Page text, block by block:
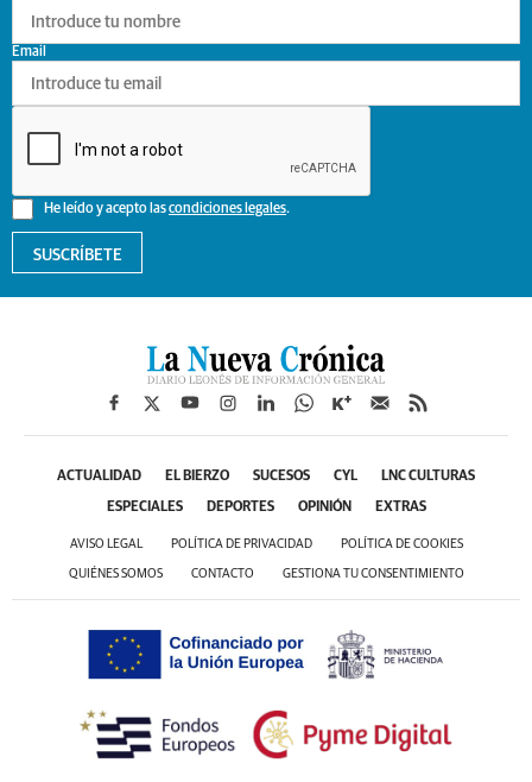
He leído y acepto lascondiciones legales.
Email
SUSCRÍBETE
ACTUALIDAD EL BIERZO SUCESOS CYL LNC CULTURAS
ESPECIALES DEPORTES OPINIÓN EXTRAS
AVISO LEGAL POLÍTICA DE PRIVACIDAD POLÍTICA DE COOKIES
QUIÉNES SOMOS CONTACTO GESTIONA TU CONSENTIMIENTO